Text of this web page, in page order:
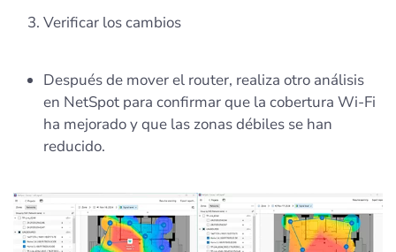
Verificar los cambios
Después de mover el router, realiza otro análisis
en NetSpot para confirmar que la cobertura Wi-Fi
ha mejorado y que las zonas débiles se han
reducido.